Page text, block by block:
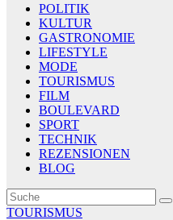
POLITIK
KULTUR
GASTRONOMIE
LIFESTYLE
MODE
TOURISMUS
FILM
BOULEVARD
SPORT
TECHNIK
REZENSIONEN
BLOG
TOURISMUS